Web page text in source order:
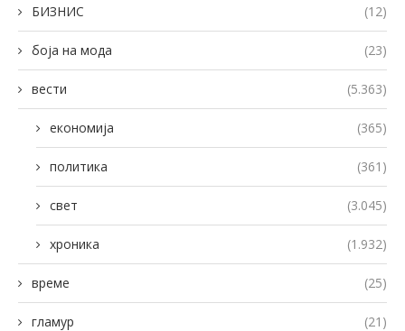
БИЗНИС (12)
боја на мода (23)
вести (5.363)
економија (365)
политика (361)
свет (3.045)
хроника (1.932)
време (25)
гламур (21)